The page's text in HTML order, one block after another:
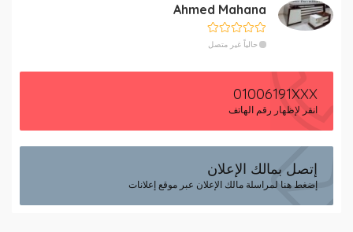
Ahmed Mahana
حالياً غير متصل
01006191XXX
انقر لإظهار رقم الهاتف
إتصل بمالك الإعلان
إضغط هنا لمراسلة مالك الإعلان عبر موقع إعلانات